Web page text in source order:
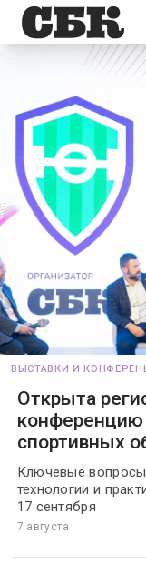
ВЫСТАВКИ И
Открыта
конференцию
спортивных
Ключевые вопросы
технологии и
17 сентября
7 августа